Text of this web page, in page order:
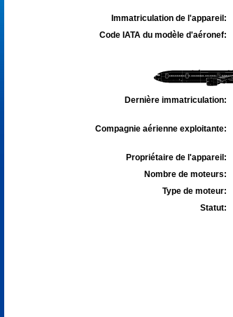
Immatriculation de l'appareil:
Code IATA du modèle d'aéronef:
Dernière immatriculation:
Compagnie aérienne exploitante:
Propriétaire de l'appareil:
Nombre de moteurs:
Type de moteur:
Statut: